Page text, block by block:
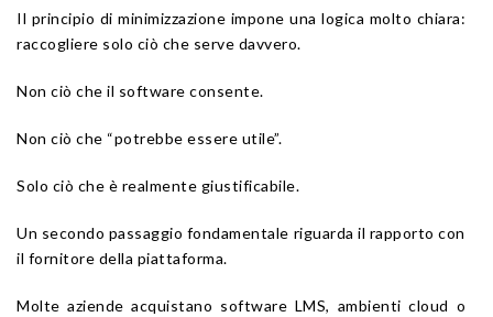
Il principio di minimizzazione impone una logica molto chiara:
raccogliere solo ciò che serve davvero.
Non ciò che il software consente.
Non ciò che “potrebbe essere utile”.
Solo ciò che è realmente giustificabile.
Un secondo passaggio fondamentale riguarda il rapporto con
il fornitore della piattaforma.
Molte aziende acquistano software LMS, ambienti cloud o